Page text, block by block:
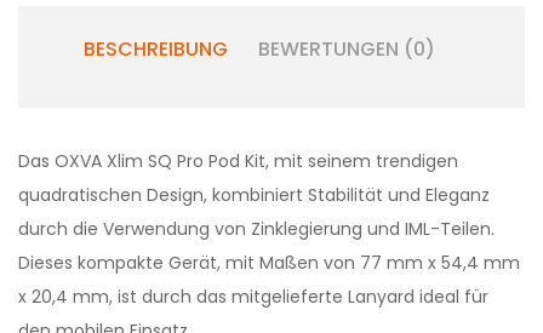
BESCHREIBUNG BEWERTUNGEN (0)
Das OXVA Xlim SQ Pro Pod Kit, mit seinem trendigen
quadratischen Design, kombiniert Stabilität und Eleganz
durch die Verwendung von Zinklegierung und IML-Teilen.
Dieses kompakte Gerät, mit Maßen von 77 mm x 54,4 mm
x 20,4 mm, ist durch das mitgelieferte Lanyard ideal für